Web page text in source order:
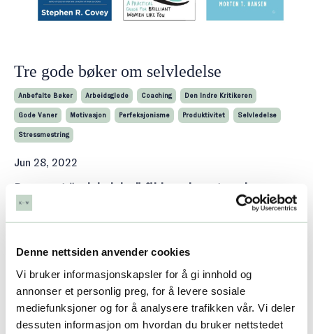
Denne nettsiden anvender cookies
Vi bruker informasjonskapsler for å gi innhold og
annonser et personlig preg, for å levere sosiale
mediefunksjoner og for å analysere trafikken vår. Vi deler
dessuten informasjon om hvordan du bruker nettstedet
Tre gode bøker om selvledelse
Anbefalte Bøker Arbeidsglede Coaching Den Indre Kritikeren
Gode Vaner Motivasjon Perfeksjonisme Produktivitet Selvledelse
Stressmestring
Jun 28, 2022
Begrepet “selvledelse” fikk en boost under
pandemien, der vi satt på hjemmekontor og
måtte ta større regi på arbeidshverdagen selv.
Men selvledelse er mer enn bare det å få gjort
Les videre...